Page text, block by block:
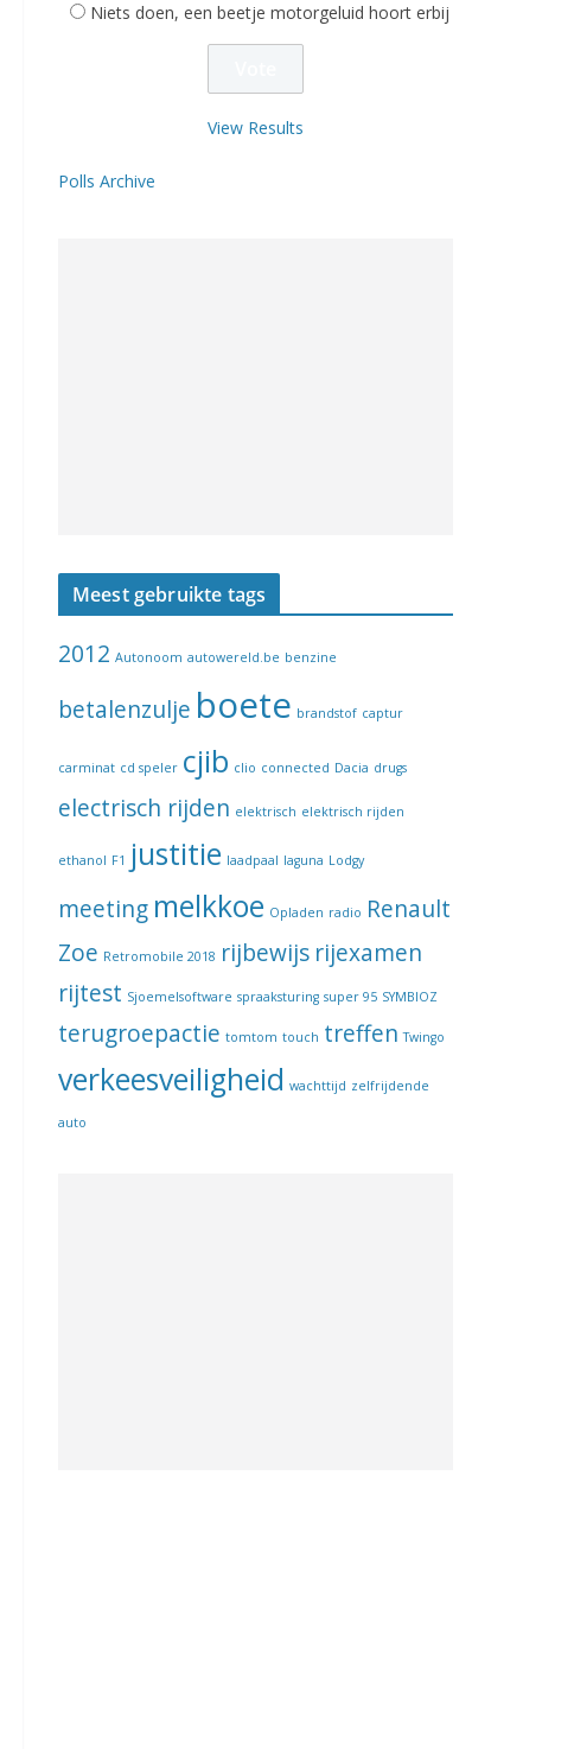
Niets doen, een beetje motorgeluid hoort erbij
View Results
Polls Archive
Meest gebruikte tags
2012 Autonoom autowereld.be benzine
betalenzulje boete brandstof captur
carminat cd speler cjib clio connected Dacia drugs
electrisch rijden elektrisch elektrisch rijden
ethanol F1 justitie laadpaal laguna Lodgy
meeting melkkoe Opladen radio Renault
Zoe Retromobile 2018 rijbewijs rijexamen
rijtest Sjoemelsoftware spraaksturing super 95 SYMBIOZ
terugroepactie tomtom touch treffen Twingo
verkeesveiligheid wachttijd zelfrijdende
auto